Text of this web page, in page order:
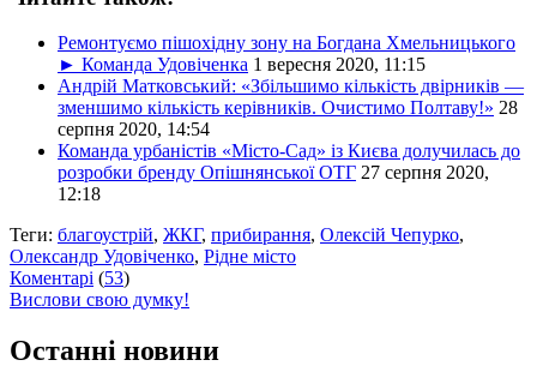
Ремонтуємо пішохідну зону на Богдана Хмельницького
► Команда Удовіченка 1 вересня 2020, 11:15
Андрій Матковський: «Збільшимо кількість двірників —
зменшимо кількість керівників. Очистимо Полтаву!» 28
серпня 2020, 14:54
Команда урбаністів «Місто-Сад» із Києва долучилась до
розробки бренду Опішнянської ОТГ 27 серпня 2020,
12:18
Теги: благоустрій, ЖКГ, прибирання, Олексій Чепурко,
Олександр Удовіченко, Рідне місто
Коментарі (53)
Вислови свою думку!
Останні новини